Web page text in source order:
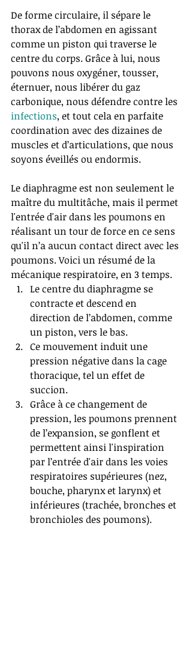
De forme circulaire, il sépare le
thorax de l’abdomen en agissant
comme un piston qui traverse le
centre du corps. Grâce à lui, nous
pouvons nous oxygéner, tousser,
éternuer, nous libérer du gaz
carbonique, nous défendre contre les
infections, et tout cela en parfaite
coordination avec des dizaines de
muscles et d’articulations, que nous
soyons éveillés ou endormis.
Le diaphragme est non seulement le
maître du multitâche, mais il permet
l'entrée d'air dans les poumons en
réalisant un tour de force en ce sens
qu'il n’a aucun contact direct avec les
poumons. Voici un résumé de la
mécanique respiratoire, en 3 temps.
Le centre du diaphragme se
contracte et descend en
direction de l’abdomen, comme
un piston, vers le bas.
Ce mouvement induit une
pression négative dans la cage
thoracique, tel un effet de
succion.
Grâce à ce changement de
pression, les poumons prennent
de l’expansion, se gonflent et
permettent ainsi l'inspiration
par l’entrée d'air dans les voies
respiratoires supérieures (nez,
bouche, pharynx et larynx) et
inférieures (trachée, bronches et
bronchioles des poumons).